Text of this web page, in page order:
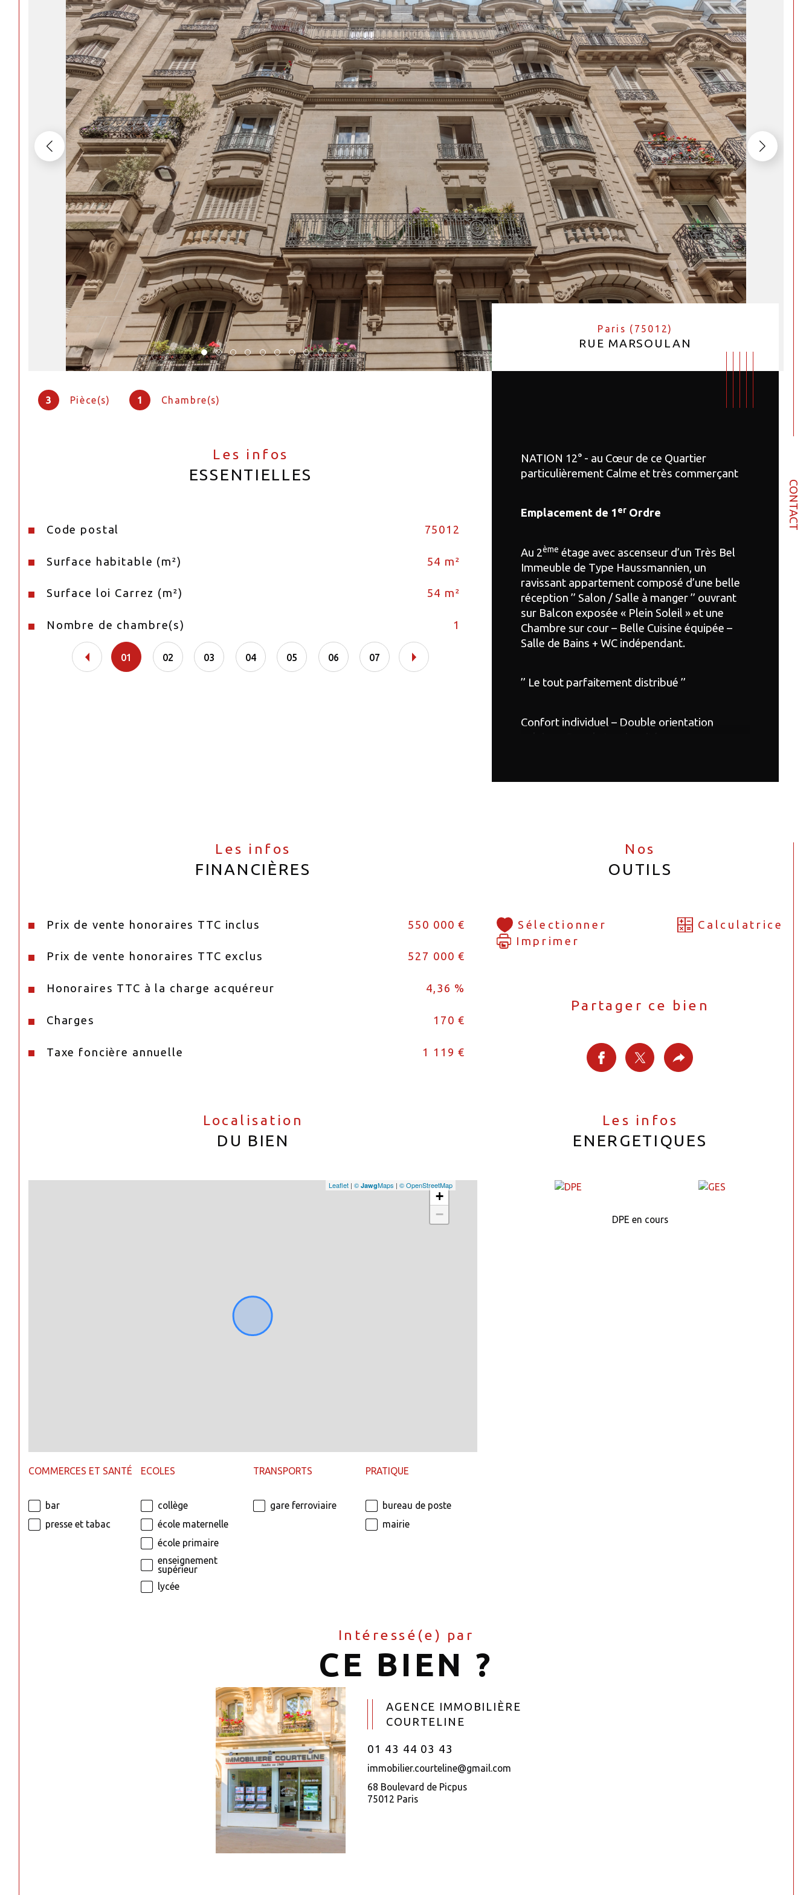
CONTACT
Paris (75012)
RUE MARSOULAN
3 Pièce(s) 1 Chambre(s)
Les infos
ESSENTIELLES
Caractéristiques Valeurs
Code postal 75012
Surface habitable (m²) 54 m²
Surface loi Carrez (m²) 54 m²
Nombre de chambre(s) 1
Etage
Ascenseur
Nb de salle d'eau
01 02 03 04 05 06 07
NATION 12° - au Cœur de ce Quartier
particulièrement Calme et très commerçant
Emplacement de 1 er Ordre
Au 2ème étage avec ascenseur d’un Très Bel
Immeuble de Type Haussmannien, un
ravissant appartement composé d’une belle
réception ’’ Salon / Salle à manger ’’ ouvrant
sur Balcon exposée « Plein Soleil » et une
Chambre sur cour – Belle Cuisine équipée –
Salle de Bains + WC indépendant.
’’ Le tout parfaitement distribué ’’
Confort individuel – Double orientation
Les infos
FINANCIÈRES
Prix de vente honoraires TTC inclus 550 000 €
Prix de vente honoraires TTC exclus 527 000 €
Honoraires TTC à la charge acquéreur 4,36 %
Charges 170 €
Taxe foncière annuelle 1 119 €
Nos
OUTILS
Sélectionner
Calculatrice
Imprimer
Partager ce bien
Localisation
DU BIEN
+
−
Leaflet |©JawgMaps |© OpenStreetMap
COMMERCES ET SANTÉ
bar
presse et tabac
ECOLES
collège
école maternelle
école primaire
enseignement
supérieur
lycée
TRANSPORTS
gare ferroviaire
PRATIQUE
bureau de poste
mairie
Les infos
ENERGETIQUES
DPE en cours
Intéressé(e) par
CE BIEN ?
AGENCE IMMOBILIÈRE
COURTELINE
01 43 44 03 43
immobilier.courteline@gmail.com
68 Boulevard de Picpus
75012 Paris